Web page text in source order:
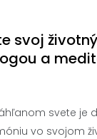
svoj
a
svete je
vo svojom